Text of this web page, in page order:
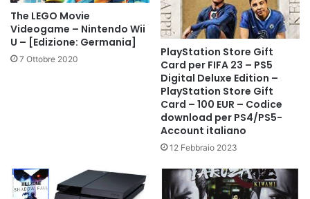
The LEGO Movie
Videogame – Nintendo Wii
U – [Edizione: Germania]
7 Ottobre 2020
PlayStation Store Gift
Card per FIFA 23 – PS5
Digital Deluxe Edition –
PlayStation Store Gift
Card – 100 EUR – Codice
download per PS4/PS5-
Account italiano
12 Febbraio 2023